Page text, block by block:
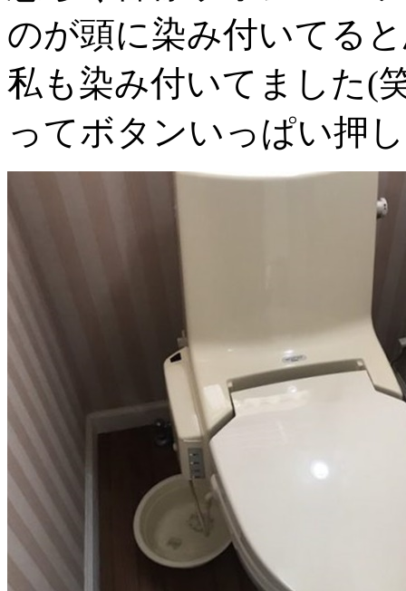
のが頭に染み付いてる
私も染み付いてました(
ってボタンいっぱい押